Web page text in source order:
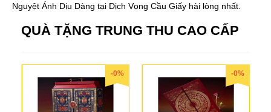
Nguyệt Ánh Dịu Dàng tại Dịch Vọng Cầu Giấy hài lòng nhất.
QUÀ TẶNG TRUNG THU CAO CẤP
-0% -0%